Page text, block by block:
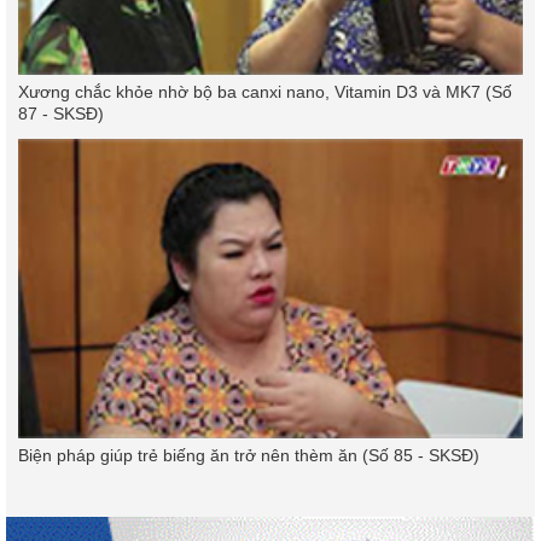
Xương chắc khỏe nhờ bộ ba canxi nano, Vitamin D3 và MK7 (Số
87 - SKSĐ)
Biện pháp giúp trẻ biếng ăn trở nên thèm ăn (Số 85 - SKSĐ)